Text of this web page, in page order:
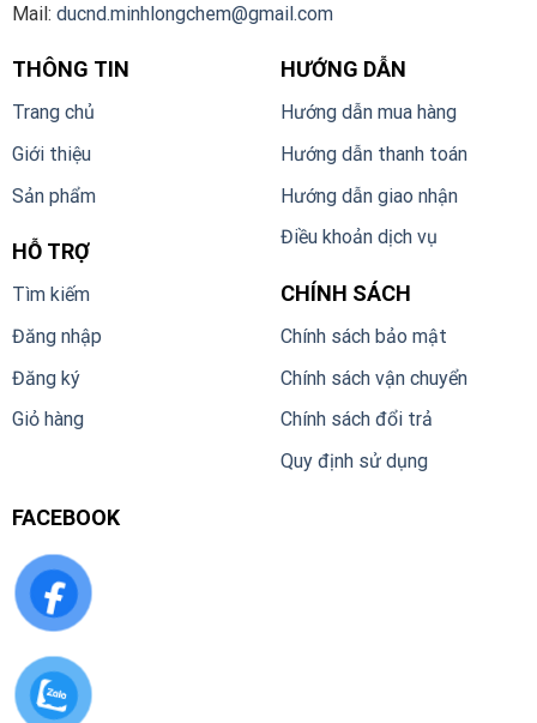
Mail: ducnd.minhlongchem@gmail.com
THÔNG TIN
Trang chủ
Giới thiệu
Sản phẩm
HỖ TRỢ
Tìm kiếm
Đăng nhập
Đăng ký
Giỏ hàng
HƯỚNG DẪN
Hướng dẫn mua hàng
Hướng dẫn thanh toán
Hướng dẫn giao nhận
Điều khoản dịch vụ
CHÍNH SÁCH
Chính sách bảo mật
Chính sách vận chuyển
Chính sách đổi trả
Quy định sử dụng
FACEBOOK